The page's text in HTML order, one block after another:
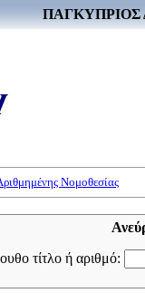
ΠΑΓΚΥΠΡΙΟΣ
Νομοθεσίας
τίτλο ή αριθμό: